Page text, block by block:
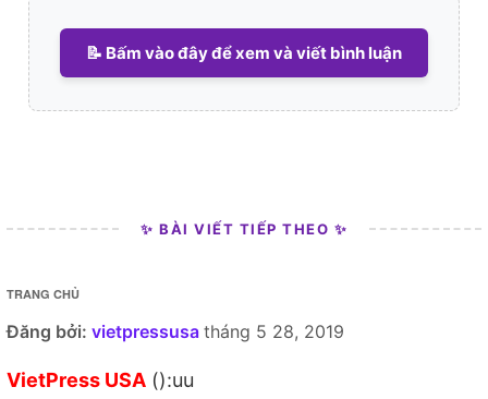
📝 Bấm vào đây để xem và viết bình luận
✨ BÀI VIẾT TIẾP THEO ✨
TRANG CHỦ
Đăng bởi: vietpressusa tháng 5 28, 2019
VietPress USA ():uu